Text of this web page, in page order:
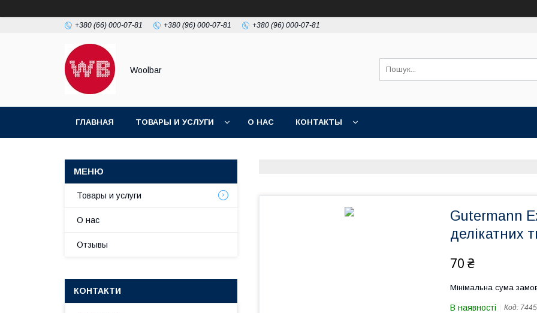
+380 (66) 000-07-81 +380 (96) 000-07-81 +380 (96) 000-07-81
Woolbar
ГЛАВНАЯ ТОВАРЫ И УСЛУГИ О НАС КОНТАКТЫ
Gutermann
делікатних
70 ₴
Мінімальна сума
В наявності Код:
Товары и услуги
О нас
Отзывы
КОНТАКТИ